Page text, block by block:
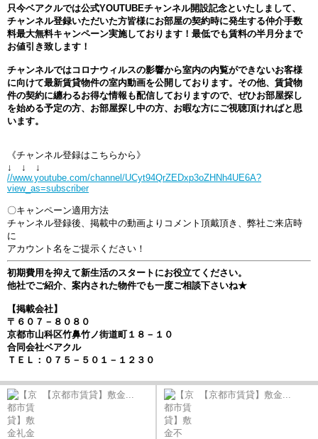
只今ベアクルでは公式YOUTUBEチャンネル開設記念といたしまして、
チャンネル登録いただいた方皆様にお部屋の契約時に発生する仲介手数
料最大無料キャンペーン実施しております！最低でも賃料の半月分まで
お値引き致します！
チャンネルではコロナウィルスの影響から室内の内覧ができないお客様
に向けて最新賃貸物件の室内動画を公開しております。その他、賃貸物
件の契約に纏わるお得な情報も配信しておりますので、ぜひお部屋探し
を始める予定の方、お部屋探し中の方、お暇な方にご視聴頂ければと思
います。
《チャンネル登録はこちらから》
↓ ↓ ↓
//www.youtube.com/channel/UCyt94QrZEDxp3oZHNh4UE6A?
view_as=subscriber
〇キャンペーン適用方法
チャンネル登録後、掲載中の動画よりコメント頂戴頂き、弊社ご来店時
に
アカウント名をご提示ください！
初期費用を抑えて新生活のスタートにお役立てください。
他社でご紹介、案内された物件でも一度ご相談下さいね★
【掲載会社】
〒６０７－８０８０
京都市山科区竹鼻竹ノ街道町１８－１０
合同会社ベアクル
ＴＥＬ：０７５－５０１－１２３０
【京都市賃貸】敷金... 【京都市賃貸】敷金...